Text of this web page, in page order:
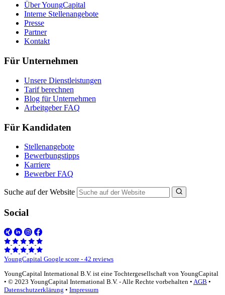
Über YoungCapital
Interne Stellenangebote
Presse
Partner
Kontakt
Für Unternehmen
Unsere Dienstleistungen
Tarif berechnen
Blog für Unternehmen
Arbeitgeber FAQ
Für Kandidaten
Stellenangebote
Bewerbungstipps
Karriere
Bewerber FAQ
Suche auf der Website
Social
YoungCapital Google score - 42 reviews
YoungCapital International B.V. ist eine Tochtergesellschaft von YoungCapital
• © 2023 YoungCapital International B.V. - Alle Rechte vorbehalten • AGB •
Datenschutzerklärung • Impressum